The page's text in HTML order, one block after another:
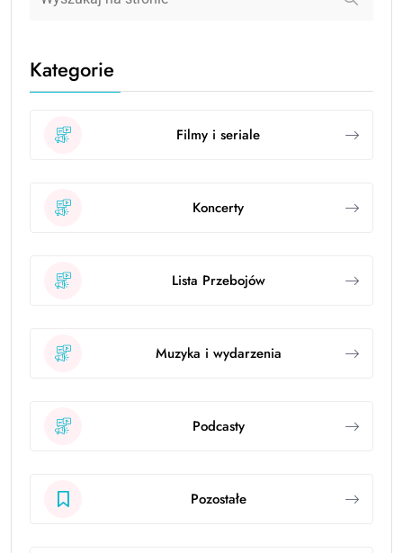
Kategorie
Filmy i seriale
Koncerty
Lista Przebojów
Muzyka i wydarzenia
Podcasty
Pozostałe